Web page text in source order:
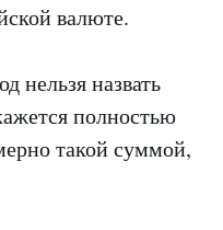
валюте.
нельзя назвать
полностью
такой суммой,